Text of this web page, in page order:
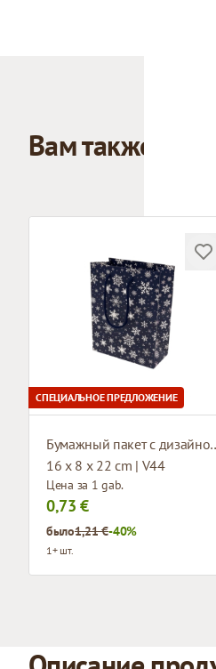
Вам также
СПЕЦИАЛЬНОЕ ПРЕДЛОЖЕНИЕ
Бумажный пакет
16 x 8 x 22 cm | V44
Цена за 1 gab.
0,73 €
было1,21 €-40%
1+ шт.